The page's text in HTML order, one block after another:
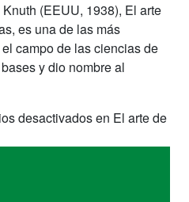
(EEUU, 1938), El arte
es una de las más
campo de las ciencias de
y dio nombre al
desactivadosen El arte de